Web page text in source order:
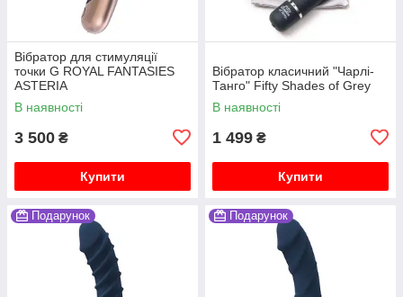
Вібратор для стимуляції
точки G ROYAL FANTASIES
ASTERIA
В наявності
3 500 ₴
Купити
Вібратор класичний "Чарлі-
Танго" Fifty Shades of Grey
В наявності
1 499 ₴
Купити
Подарунок Подарунок